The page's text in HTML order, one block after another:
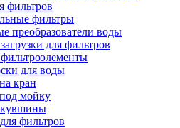
фильтров
фильтры
преобразователи воды
для фильтров
для воды
кран
мойку
фильтров